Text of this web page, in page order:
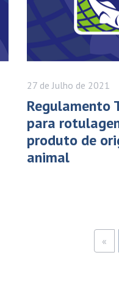
27 de Julho de 2021
Regulamento
para
produto de
animal
«